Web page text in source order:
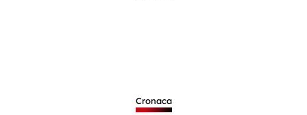
Cronaca